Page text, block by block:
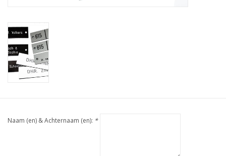
Naam (en) & Achternaam (en): *